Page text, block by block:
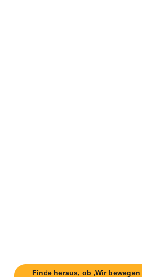
Finde heraus, ob ‚Wir bewegen